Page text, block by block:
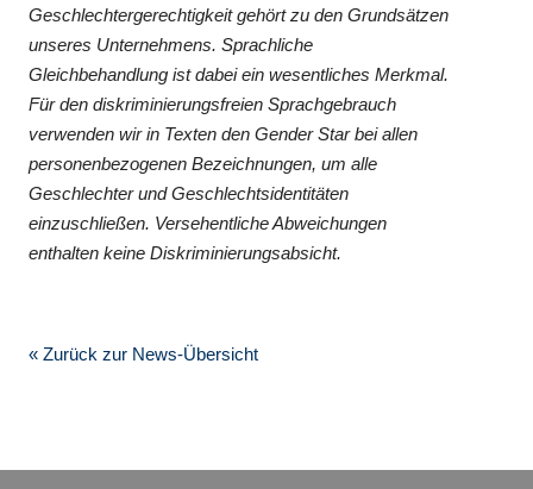
Geschlechtergerechtigkeit gehört zu den Grundsätzen
unseres Unternehmens. Sprachliche
Gleichbehandlung ist dabei ein wesentliches Merkmal.
Für den diskriminierungsfreien Sprachgebrauch
verwenden wir in Texten den Gender Star bei allen
personenbezogenen Bezeichnungen, um alle
Geschlechter und Geschlechtsidentitäten
einzuschließen. Versehentliche Abweichungen
enthalten keine Diskriminierungsabsicht.
« Zurück zur News-Übersicht